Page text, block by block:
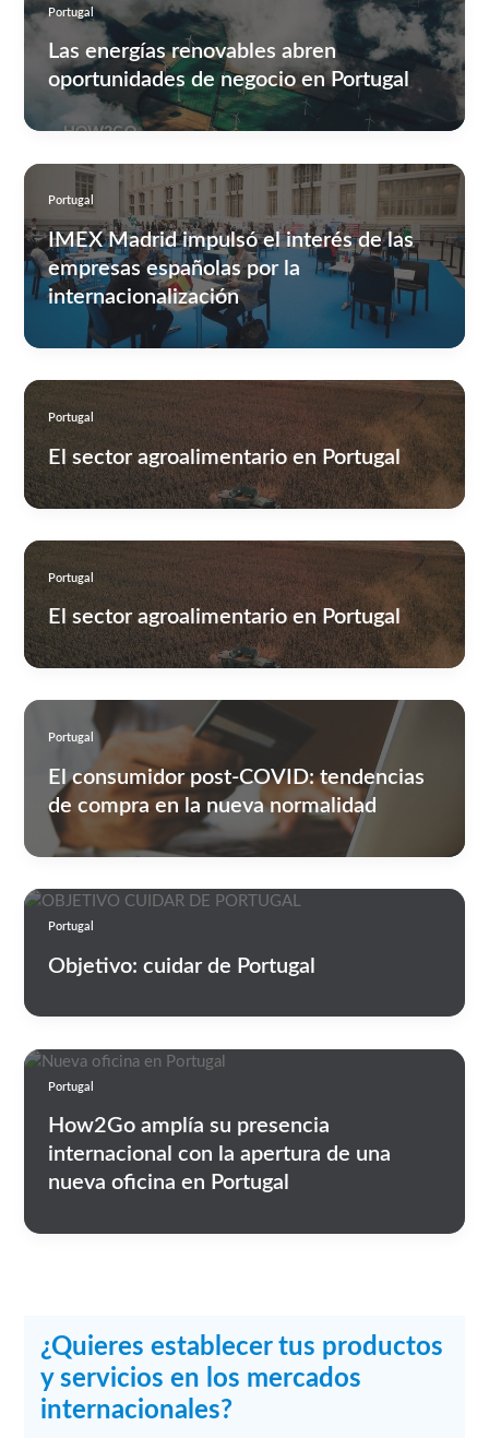
Portugal
Las energías renovables abren
oportunidades de negocio en Portugal
Portugal
IMEX Madrid impulsó el interés de las
empresas españolas por la
internacionalización
Portugal
El sector agroalimentario en Portugal
Portugal
El sector agroalimentario en Portugal
Portugal
El consumidor post-COVID: tendencias
de compra en la nueva normalidad
Portugal
Objetivo: cuidar de Portugal
Portugal
How2Go amplía su presencia
internacional con la apertura de una
nueva oficina en Portugal
¿Quieres establecer tus productos
y servicios en los mercados
internacionales?